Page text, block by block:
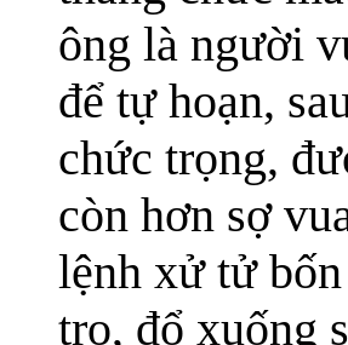
ông là người
để tự hoạn,
chức trọng,
còn hơn sợ
lệnh xử tử
tro, đổ xuống